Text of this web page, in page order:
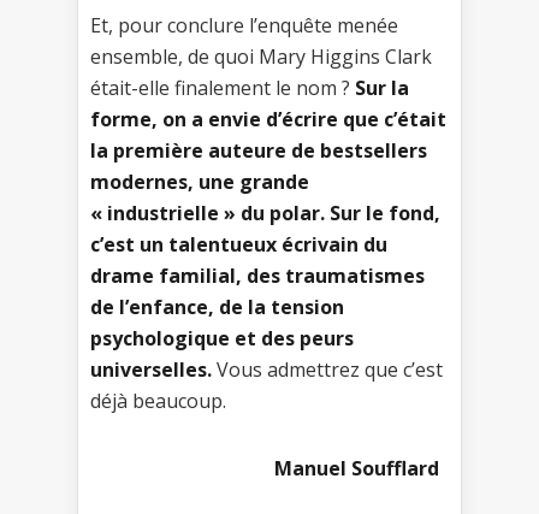
Et, pour conclure l’enquête menée
ensemble, de quoi Mary Higgins Clark
était-elle finalement le nom ? Sur la
forme, on a envie d’écrire que c’était
la première auteure de bestsellers
modernes, une grande
« industrielle » du polar. Sur le fond,
c’est un talentueux écrivain du
drame familial, des traumatismes
de l’enfance, de la tension
psychologique et des peurs
universelles.Vous admettrez que c’est
déjà beaucoup.
Manuel Soufflard